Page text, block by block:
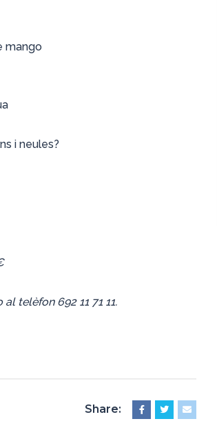
mango
i neules?
telèfon 692 11 71 11.
Share: